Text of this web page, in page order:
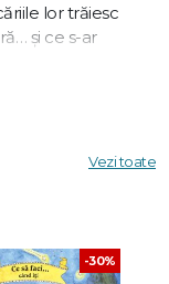
lor trăiesc
și ce s-ar
cu trei luni și
a fost
Vezi toate
-30%